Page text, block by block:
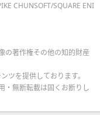
CHUNSOFT/SQUARE ENI
の著作権その他の知的財産
ツを提供しております。
・無断転載は固くお断りし